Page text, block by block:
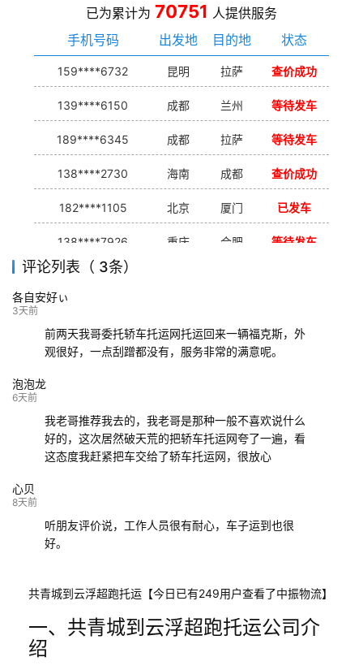
已为累计为 70751 人提供服务
手机号码
出发地 目的地 状态
159****6732 昆明 拉萨 查价成功
139****6150 成都 兰州 等待发车
189****6345 成都 拉萨 等待发车
138****2730 海南 成都 查价成功
182****1105 北京 厦门 已发车
138****7926 重庆 合肥 等待发车
139****9233
评论列表（ 3条）
各自安好ぃ
3天前
前两天我哥委托轿车托运网托运回来一辆福克斯，外
观很好，一点刮蹭都没有，服务非常的满意呢。
泡泡龙
6天前
我老哥推荐我去的，我老哥是那种一般不喜欢说什么
好的，这次居然破天荒的把轿车托运网夸了一遍，看
这态度我赶紧把车交给了轿车托运网，很放心
心贝
8天前
听朋友评价说，工作人员很有耐心，车子运到也很
好。
共青城到云浮超跑托运【今日已有249用户查看了中振物流】
一、共青城到云浮超跑托运公司介
绍